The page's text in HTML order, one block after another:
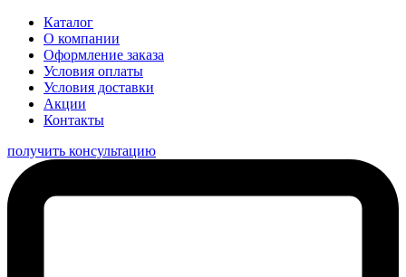
Каталог
О компании
Оформление заказа
Условия оплаты
Условия доставки
Акции
Контакты
получить консультацию